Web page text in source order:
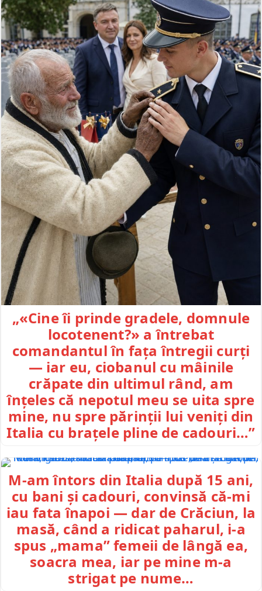
„«Cine îi prinde gradele, domnule
locotenent?» a întrebat
comandantul în fața întregii curți
— iar eu, ciobanul cu mâinile
crăpate din ultimul rând, am
înțeles că nepotul meu se uita spre
mine, nu spre părinții lui veniți din
Italia cu brațele pline de cadouri…”
M-am întors din Italia după 15 ani,
cu bani și cadouri, convinsă că-mi
iau fata înapoi — dar de Crăciun, la
masă, când a ridicat paharul, i-a
spus „mama” femeii de lângă ea,
soacra mea, iar pe mine m-a
strigat pe nume…